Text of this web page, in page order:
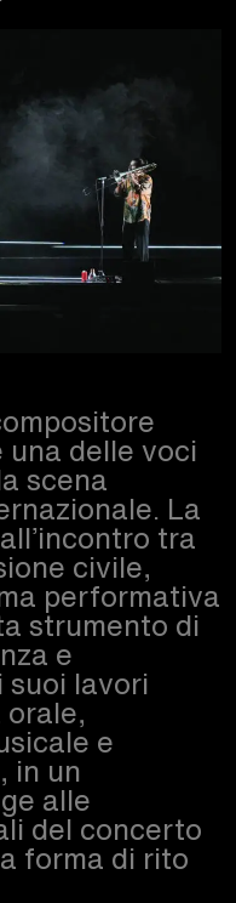
una delle voci
scena
La
tra
civile,
performativa
strumento di
e
suoi lavori
e
in un
alle
del concerto
forma di rito